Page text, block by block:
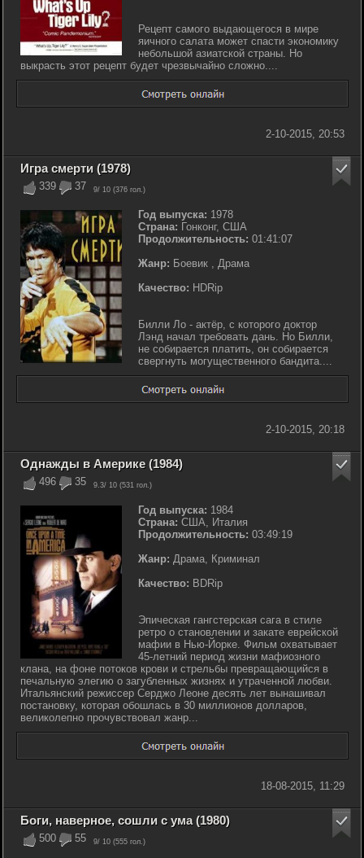
Рецепт самого выдающегося в мире
яичного салата может спасти экономику
небольшой азиатской страны. Но
выкрасть этот рецепт будет чрезвычайно сложно....
2-10-2015, 20:53
339 37 9/ 10 (376 гол.)
Игра смерти (1978)
Год выпуска: 1978
Страна: Гонконг, США
Продолжительность: 01:41:07
Жанр: Боевик , Драма
Качество: HDRip
Билли Ло - актёр, с которого доктор
Лэнд начал требовать дань. Но Билли,
не собирается платить, он собирается
свергнуть могущественного бандита....
2-10-2015, 20:18
496 35 9.3/ 10 (531 гол.)
Однажды в Америке (1984)
Год выпуска: 1984
Страна: США, Италия
Продолжительность: 03:49:19
Жанр: Драма, Криминал
Качество: BDRip
Эпическая гангстерская сага в стиле
ретро о становлении и закате еврейской
мафии в Нью-Йорке. Фильм охватывает
45-летний период жизни мафиозного
клана, на фоне потоков крови и стрельбы превращающийся в
печальную элегию о загубленных жизнях и утраченной любви.
Итальянский режиссер Серджо Леоне десять лет вынашивал
постановку, которая обошлась в 30 миллионов долларов,
великолепно прочувствовал жанр...
18-08-2015, 11:29
500 55 9/ 10 (555 гол.)
Боги, наверное, сошли с ума (1980)